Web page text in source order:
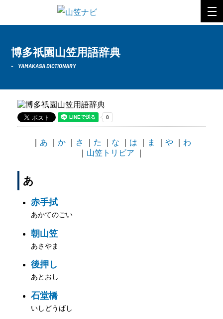
博多祇園山笠用語辞典
YAMAKASA DICTIONARY
あ か さ た な は ま や
わ
山笠トリビア
あ
赤手拭
あかてのごい
朝山笠
あさやま
後押し
あとおし
石堂橋
いしどうばし